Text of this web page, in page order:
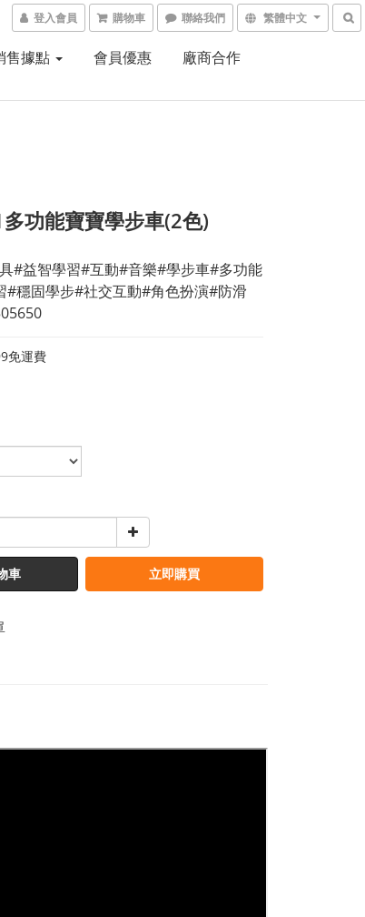
登入會員 購物車 聯絡我們 繁體中文
售據點 會員優惠 廠商合作
功能寶寶學步車(2色)
#益智學習#互動#音樂#學步車#多功能
#穩固學步#社交互動#角色扮演#防滑
免運費
車 立即購買